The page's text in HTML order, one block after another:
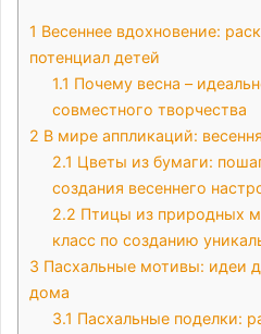
1 Весеннее вдохновение:
потенциал детей
1.1 Почему весна –
совместного творчества
2 В мире аппликаций:
2.1 Цветы из бумаги:
создания весеннего
2.2 Птицы из природных
класс по созданию
3 Пасхальные мотивы: идеи
дома
3.1 Пасхальные поделки: